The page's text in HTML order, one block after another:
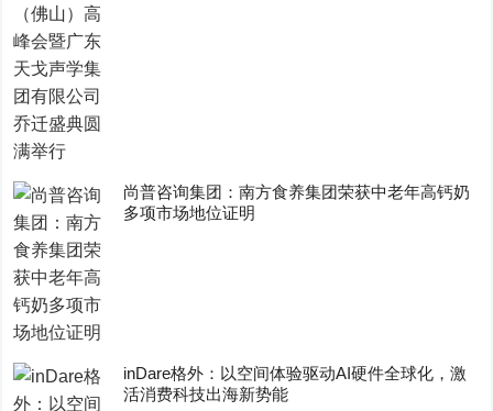
尚普咨询集团：南方食养集团荣获中老年高钙奶
多项市场地位证明
inDare格外：以空间体验驱动AI硬件全球化，激
活消费科技出海新势能